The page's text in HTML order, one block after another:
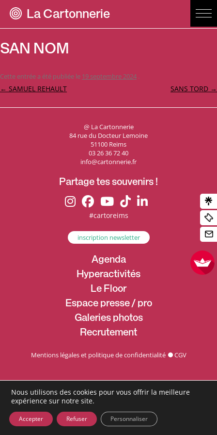
La Cartonnerie
SAN NOM
Cette entrée a été publiée le 19 septembre 2024 .
Navigation
← SAMUEL REHAULT SANS TORD →
@ La Cartonnerie
84 rue du Docteur Lemoine
51100 Reims
03 26 36 72 40
info@cartonnerie.fr
Partage tes souvenirs !
#cartoreims
inscription newsletter
Agenda
Hyperactivités
Le Floor
Espace presse / pro
Galeries photos
Recrutement
Mentions légales et politique de confidentialité CGV
Nous utilisons des cookies pour vous offrir la meilleure
expérience sur notre site.
Accepter Refuser Personnaliser